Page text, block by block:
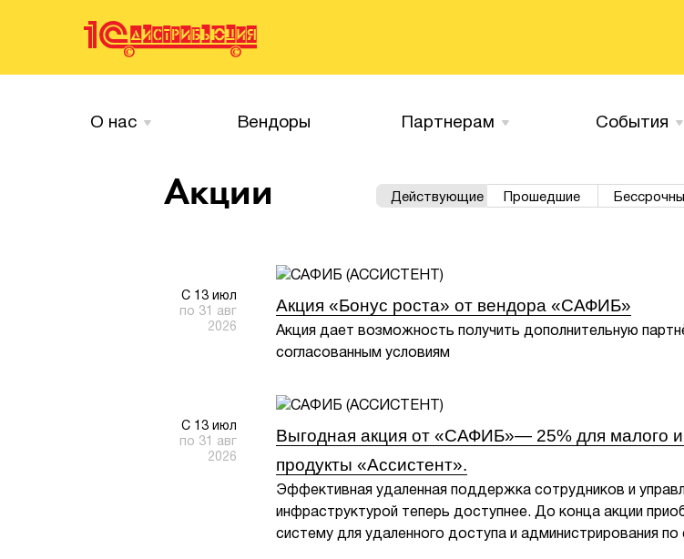
О нас Вендоры Партнерам События
Акции Действующие Прошедшие
С 13 июл
по 31 авг
2026
Акция «Бонус роста» от вендора «САФИБ»
Акция дает возможность получить дополнительную
согласованным условиям
С 13 июл
по 31 авг
2026
Выгодная акция от «САФИБ»— 25% для малого и
продукты «Ассистент».
Эффективная удаленная поддержка сотрудников и
инфраструктурой теперь доступнее. До конца акции
систему для удаленного доступа и администрирования по